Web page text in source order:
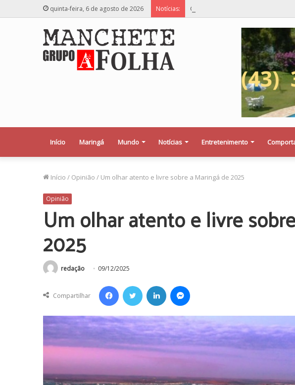
quinta-feira, 6 de agosto de 2026 Notícias: Colisão violenta entre Falcon e
Início Maringá Mundo Notícias Entretenimento
Início / Opinião / Um olhar atento e livre sobre a Maringá de 2025
Opinião
Um olhar atento e livre
2025
redação 09/12/2025
Compartilhar